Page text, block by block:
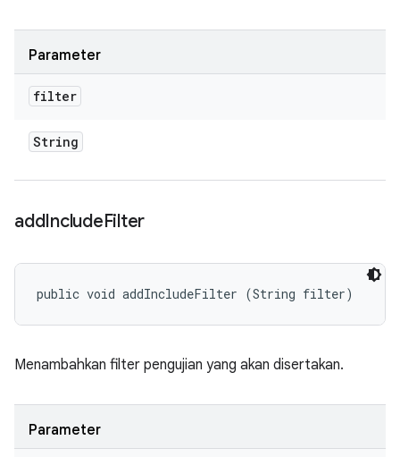
Parameter
filter
String
addIncludeFilter
public void addIncludeFilter (String filter)
Menambahkan filter pengujian yang akan disertakan.
Parameter